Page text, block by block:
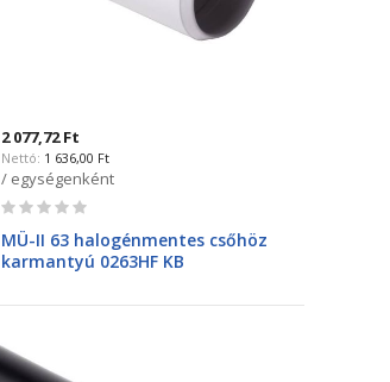
2 077,72 Ft
1 636,00 Ft
/ egységenként
Rating:
0%
MÜ-II 63 halogénmentes csőhöz
karmantyú 0263HF KB